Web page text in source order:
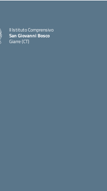
II Istituto Comprensivo
San Giovanni Bosco
Giarre (CT)